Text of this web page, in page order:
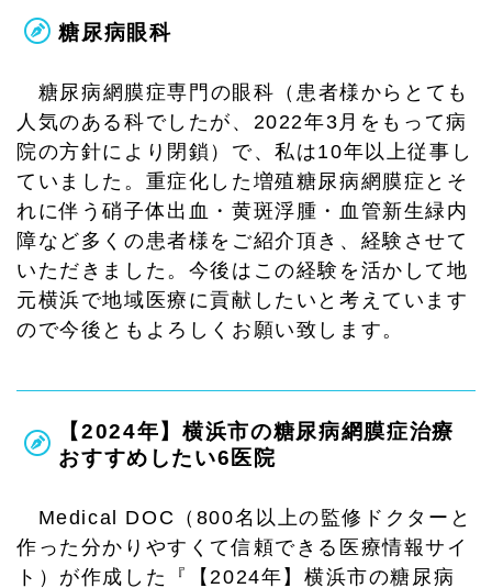
糖尿病眼科
糖尿病網膜症専門の眼科（患者様からとても
人気のある科でしたが、2022年3月をもって病
院の方針により閉鎖）で、私は10年以上従事し
ていました。重症化した増殖糖尿病網膜症とそ
れに伴う硝子体出血・黄斑浮腫・血管新生緑内
障など多くの患者様をご紹介頂き、経験させて
いただきました。今後はこの経験を活かして地
元横浜で地域医療に貢献したいと考えています
ので今後ともよろしくお願い致します。
【2024年】横浜市の糖尿病網膜症治療
おすすめしたい6医院
Medical DOC（800名以上の監修ドクターと
作った分かりやすくて信頼できる医療情報サイ
ト）が作成した『【2024年】横浜市の糖尿病